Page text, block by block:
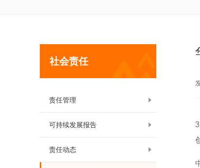
社会责任
责任管理
可持续发展报告
责任动态
3